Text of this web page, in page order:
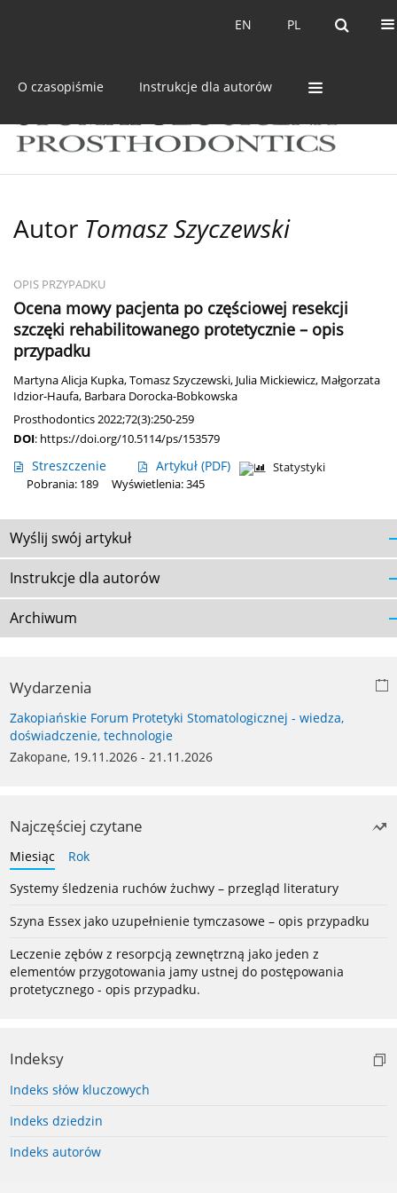
PL
EN PL
EN
O czasopiśmie Instrukcje dla autorów
Autor Tomasz Szyczewski
OPIS PRZYPADKU
Ocena mowy pacjenta po częściowej resekcji
szczęki rehabilitowanego protetycznie – opis
przypadku
Martyna Alicja Kupka,Tomasz Szyczewski, Julia Mickiewicz, Małgorzata
Idzior-Haufa, Barbara Dorocka-Bobkowska
Prosthodontics 2022;72(3):250-259
DOI: https://doi.org/10.5114/ps/153579
Streszczenie Artykuł (PDF)
Statystyki
Pobrania: 189
Wyświetlenia: 345
Wyślij swój artykuł
Instrukcje dla autorów
Archiwum
Wydarzenia
Zakopiańskie Forum Protetyki Stomatologicznej - wiedza,
doświadczenie, technologie
Zakopane, 19.11.2026 - 21.11.2026
Najczęściej czytane
Miesiąc
Rok
Systemy śledzenia ruchów żuchwy – przegląd literatury
Szyna Essex jako uzupełnienie tymczasowe – opis przypadku
Leczenie zębów z resorpcją zewnętrzną jako jeden z
elementów przygotowania jamy ustnej do postępowania
protetycznego - opis przypadku.
Indeksy
Indeks słów kluczowych
Indeks dziedzin
Indeks autorów